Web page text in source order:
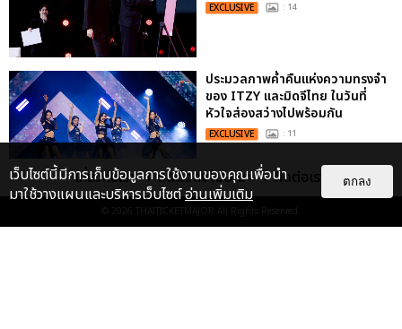
EXCLUSIVE : 14
ประมวลภาพค่ำคืนแห่งความทรงจำ
ของ ITZY และมิดจีไทย ในวันที่
หัวใจส่องสว่างไปพร้อมกัน
EXCLUSIVE : 11
เกี่ยวกับเรา ติดต่อลงโฆษณา ติดต่อเรา
© 2026 THAITICKETMAJOR All Rights Reserved.
เว็บไซต์นี้มีการเก็บข้อมูลการใช้งานของคุณเพื่อนำ
มาใช้วางแผนและบริหารเว็บไซต์อ่านเพิ่มเติม
ตกลง